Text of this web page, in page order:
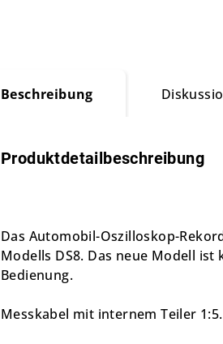
Beschreibung
Produktdetailbeschreibung
Das Automobil-Oszilloskop-
Modells DS8. Das neue Modell
Bedienung.
Messkabel mit internem Teiler 1:5.